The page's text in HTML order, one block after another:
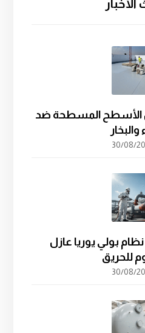
الأخبار
الأسطح المسطحة ضد
والبخار
30/08/
بولي يوريا عازل
للحريق
30/08/